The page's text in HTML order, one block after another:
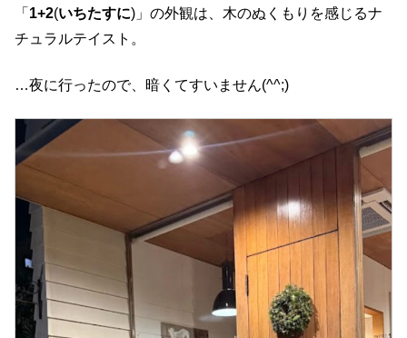
「 1+2(いちたすに)」の外観は、木のぬくもりを感じるナ
チュラルテイスト。
…夜に行ったので、暗くてすいません(^^;)